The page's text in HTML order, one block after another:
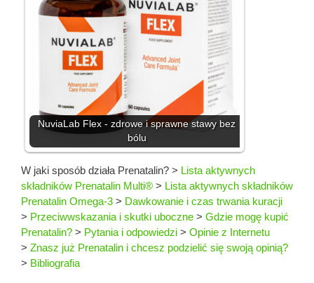
NuviaLab Flex - zdrowe i sprawne stawy bez
bólu
W jaki sposób działa Prenatalin? > Lista aktywnych
składników Prenatalin Multi® > Lista aktywnych składników
Prenatalin Omega-3 > Dawkowanie i czas trwania kuracji
> Przeciwwskazania i skutki uboczne > Gdzie mogę kupić
Prenatalin? > Pytania i odpowiedzi > Opinie z Internetu
> Znasz już Prenatalin i chcesz podzielić się swoją opinią?
> Bibliografia